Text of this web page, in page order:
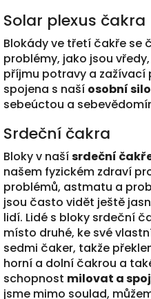
Solar plexus čakra
Blokády ve třetí čakře se
problémy, jako jsou
příjmu potravy a zažívací
spojena s naší osobní
sebeúctou a
Srdeční čakra
Bloky v našísrdeční
našem fyzickém zdraví
problémů, astmatu a
jsou často vidět ještě
lidí. Lidé s bloky srdeční
místo druhé, ke své
sedmi čaker, takže
horní a dolní čakrou a
schopnost milovat a
jsme mimo soulad,